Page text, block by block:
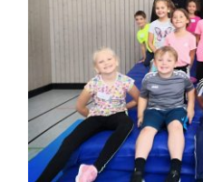
Strahlende